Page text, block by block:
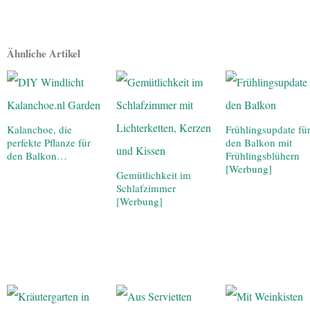
Ähnliche Artikel
Kalanchoe, die
perfekte Pflanze für
den Balkon…
Gemütlichkeit im
Schlafzimmer
[Werbung]
Frühlingsupdate für
den Balkon mit
Frühlingsblühern
[Werbung]